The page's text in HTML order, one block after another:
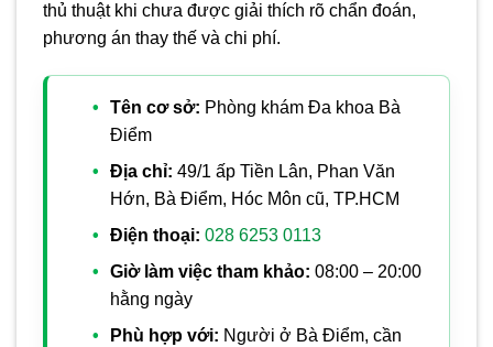
thủ thuật khi chưa được giải thích rõ chẩn đoán,
phương án thay thế và chi phí.
Tên cơ sở: Phòng khám Đa khoa Bà
Điểm
Địa chỉ: 49/1 ấp Tiền Lân, Phan Văn
Hớn, Bà Điểm, Hóc Môn cũ, TP.HCM
Điện thoại: 028 6253 0113
Giờ làm việc tham khảo: 08:00 – 20:00
hằng ngày
Phù hợp với: Người ở Bà Điểm, cần